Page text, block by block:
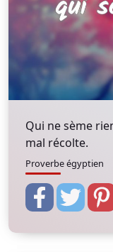
Qui ne sème
mal récolte.
Proverbe égyptien